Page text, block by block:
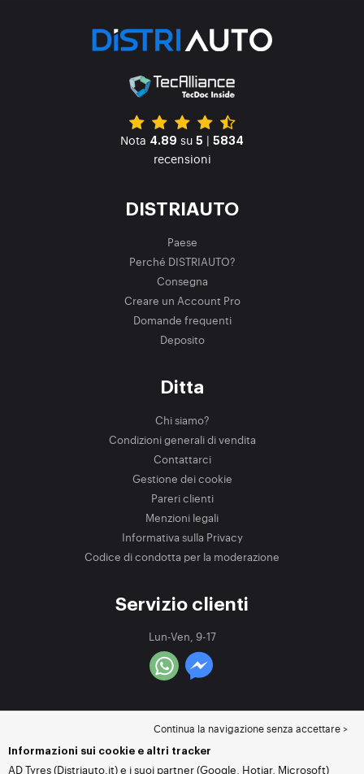
Nota 4.89 su 5 | 5834
recensioni
DISTRIAUTO
Paese
Perché DISTRIAUTO?
Consegna
Creare un Account Pro
Domande frequenti
Deposito
Ditta
Chi siamo?
Condizioni generali di vendita
Contattarci
Gestione dei cookie
Pareri clienti
Menzioni legali
Informativa sulla Privacy
Codice di condotta per la moderazione
Servizio clienti
Lun-Ven, 9-17
Continua la navigazione senza accettare >
Informazioni sui cookie e altri tracker
AD Tyres (Distriauto.it) e i suoi partner (Google, Hotjar, Microsoft)